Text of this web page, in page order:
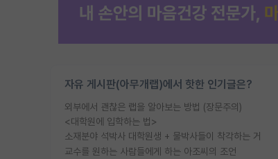
자유 게시판(아무개랩)에서 핫한 인기글은?
외부에서 괜찮은 랩을 알아보는 방법 (장문주의)
<대학원에 입학하는 법>
소재분야 석박사 대학원생 + 물박사들이 착각하는 거
교수를 원하는 사람들에게 하는 아조씨의 조언